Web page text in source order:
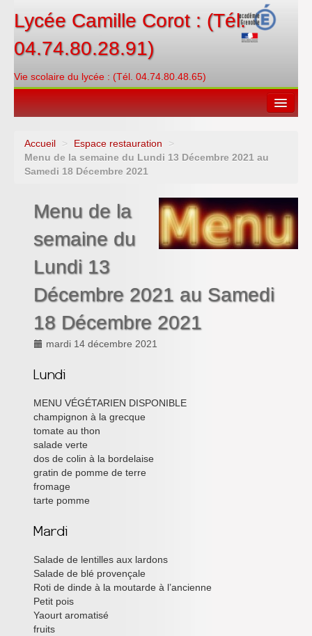
Lycée Camille Corot : (Tél.
04.74.80.28.91)
Vie scolaire du lycée : (Tél. 04.74.80.48.65)
Espace restauration
Contacter
PRONOTE
Créditer/Réserver
ENT
Inforizon
Esidoc
Arena Grenoble
Accueil > Espace restauration
>
Menu de la semaine du Lundi 13 Décembre 2021 au
Samedi 18 Décembre 2021
Menu de la
semaine du
Lundi 13
Décembre 2021 au Samedi
18 Décembre 2021
mardi 14 décembre 2021
MENU VÉGÉTARIEN DISPONIBLE
champignon à la grecque
tomate au thon
salade verte
dos de colin à la bordelaise
gratin de pomme de terre
fromage
tarte pomme
Salade de lentilles aux lardons
Salade de blé provençale
Roti de dinde à la moutarde à l’ancienne
Petit pois
Yaourt aromatisé
fruits